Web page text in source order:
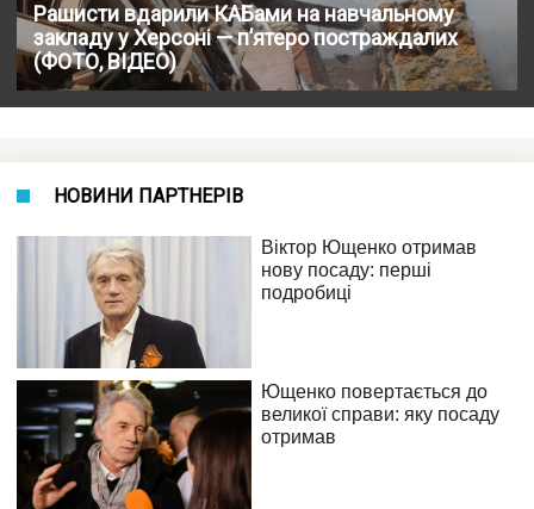
Рашисти вдарили КАБами на навчальному
закладу у Херсоні — п’ятеро постраждалих
(ФОТО, ВІДЕО)
НОВИНИ ПАРТНЕРІВ